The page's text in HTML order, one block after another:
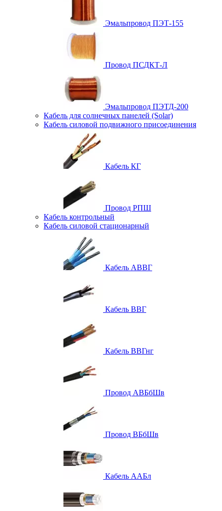
Эмальпровод ПЭТ-155
Провод ПСДКТ-Л
Эмальпровод ПЭТД-200
Кабель для солнечных панелей (Solar)
Кабель силовой подвижного присоединения
Кабель КГ
Провод РПШ
Кабель контрольный
Кабель силовой стационарный
Кабель АВВГ
Кабель ВВГ
Кабель ВВГнг
Провод АВБбШв
Провод ВБбШв
Кабель ААБл